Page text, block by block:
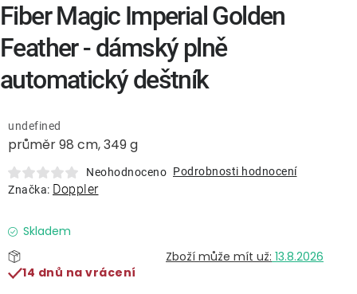
Lavice a houpačky
Doplňky
Deštníky
průměr 98 cm, 349 g
undefined
Neohodnoceno Podrobnosti hodnocení
Značka: Doppler
Skladem
13.8.2026
14 dnů na vrácení
Fiber Magic Imperial Golden
Feather - dámský plně
automatický deštník